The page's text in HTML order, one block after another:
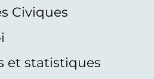
Civiques
et statistiques